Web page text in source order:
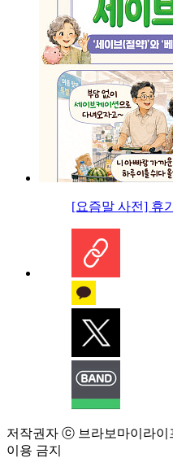
[요즘말 사전] 휴
저작권자 ⓒ 브라보마이라이
이용 금지